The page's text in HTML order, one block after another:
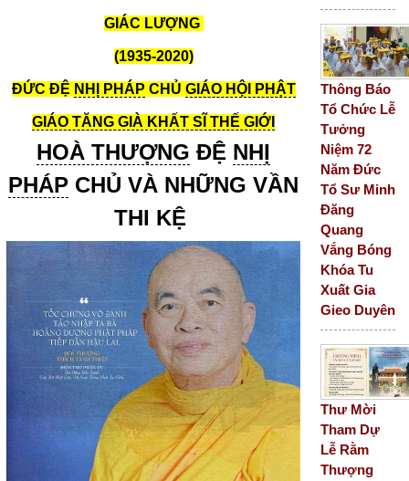
GIÁC LƯỢNG
(1935-2020)
ĐỨC ĐỆ NHỊ PHÁP CHỦ GIÁO HỘI PHẬT
GIÁO TĂNG GIÀ KHẤT SĨ THẾ GIỚI
HOÀ THƯỢNG ĐỆ NHỊ
PHÁP CHỦ VÀ NHỮNG VẦN
THI KỆ
Thông Báo
Tổ Chức Lễ
Tưởng
Niệm 72
Năm Đức
Tổ Sư Minh
Đăng
Quang
Vắng Bóng
Khóa Tu
Xuất Gia
Gieo Duyên
Thư Mời
Tham Dự
Lễ Rằm
Thượng